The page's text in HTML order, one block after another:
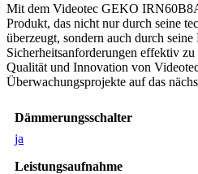
Mit dem Videotec GEKO
Produkt, das nicht nur durch seine
überzeugt, sondern auch durch
Sicherheitsanforderungen effektiv
Qualität und Innovation von
Überwachungsprojekte auf das
Dämmerungsschalter
ja
Leistungsaufnahme